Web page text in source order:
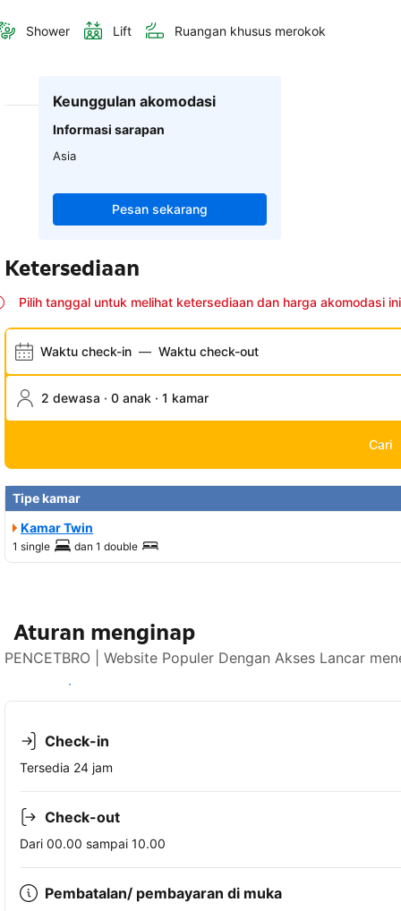
Shower Lift Ruangan khusus merokok
Keunggulan akomodasi
Informasi sarapan
Asia
Pesan sekarang
Ketersediaan
Pilih tanggal untuk melihat ketersediaan dan harga akomodasi ini
Waktu check-in — Waktu check-out
2 dewasa · 0 anak · 1 kamar
Cari
Tipe kamar
Kamar Twin
1 single dan 1 double
Aturan menginap
PENCETBRO | Website Populer Dengan Akses Lancar
Lihat ketersediaan
Check-in
Tersedia 24 jam
Check-out
Dari 00.00 sampai 10.00
Pembatalan/ pembayaran di muka